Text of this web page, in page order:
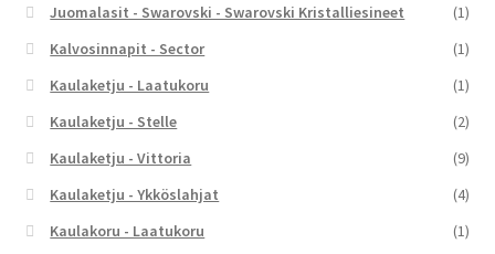
Juomalasit - Swarovski - Swarovski Kristalliesineet
(1)
Kalvosinnapit - Sector
(1)
Kaulaketju - Laatukoru
(1)
Kaulaketju - Stelle
(2)
Kaulaketju - Vittoria
(9)
Kaulaketju - Ykköslahjat
(4)
Kaulakoru - Laatukoru
(1)